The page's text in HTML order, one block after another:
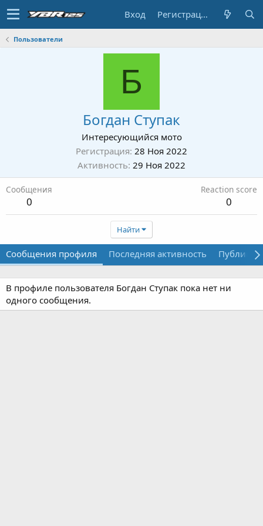
Вход Регистрация
Пользователи
Б
Богдан Ступак
Интересующийся мото
Регистрация 28 Ноя 2022
Активность 29 Ноя 2022
Сообщения
0
Reaction score
0
Найти
Сообщения профиля Последняя активность
В профиле пользователя Богдан Ступак пока нет ни
одного сообщения.